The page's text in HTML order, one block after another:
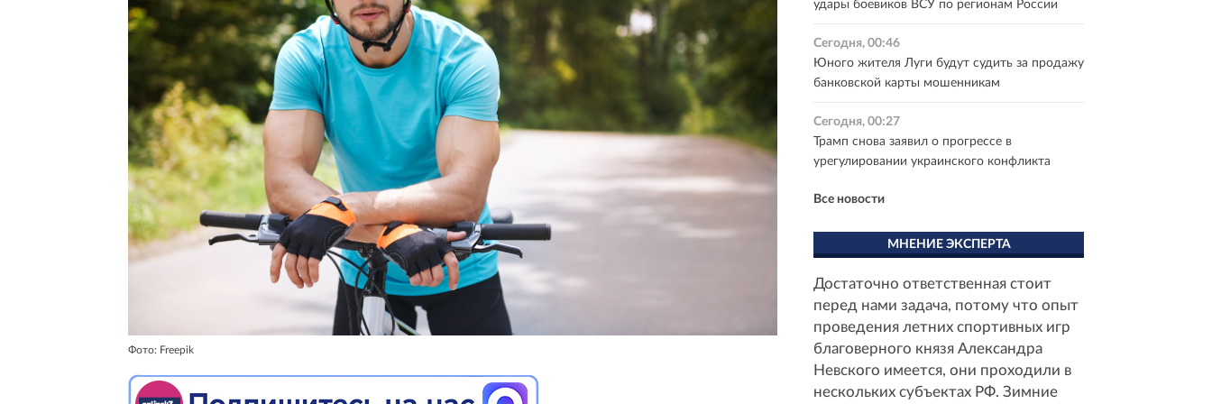
Фото: Freepik
удары боевиков ВСУ по регионам России
Сегодня, 00:46
Юного жителя Луги будут судить за продажу
банковской карты мошенникам
Сегодня, 00:27
Трамп снова заявил о прогрессе в
урегулировании украинского конфликта
Все новости
МНЕНИЕ ЭКСПЕРТА
Достаточно ответственная стоит
перед нами задача, потому что опыт
проведения летних спортивных игр
благоверного князя Александра
Невского имеется, они проходили в
нескольких субъектах РФ. Зимние